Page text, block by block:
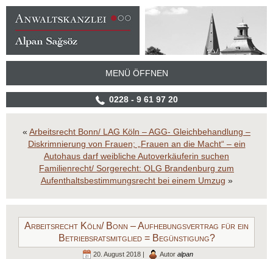
MENÜ ÖFFNEN
0228 - 9 61 97 20
« Arbeitsrecht Bonn/ LAG Köln – AGG- Gleichbehandlung –
Diskrimnierung von Frauen; „Frauen an die Macht“ – ein
Autohaus darf weibliche Autoverkäuferin suchen
Familienrecht/ Sorgerecht: OLG Brandenburg zum
Aufenthaltsbestimmungsrecht bei einem Umzug »
Arbeitsrecht Köln/ Bonn – Aufhebungsvertrag für ein
Betriebsratsmitglied = Begünstigung?
20. August 2018 | Autor alpan